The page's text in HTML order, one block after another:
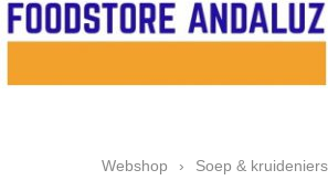
Webshop › Soep &